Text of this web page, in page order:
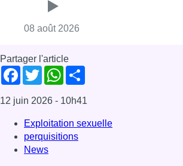
08 août 2026
Partager l'article
Facebook
TwitterWhatsApp
12 juin 2026 - 10h41
Exploitation sexuelle
perquisitions
News